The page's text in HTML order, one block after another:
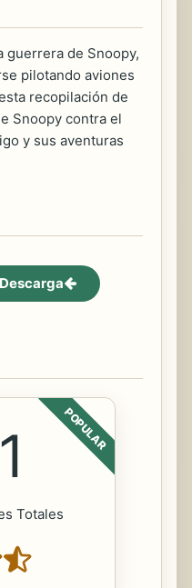
guerrera de Snoopy,
pilotando aviones
recopilación de
Snoopy contra el
y sus aventuras
POPULAR
Totales